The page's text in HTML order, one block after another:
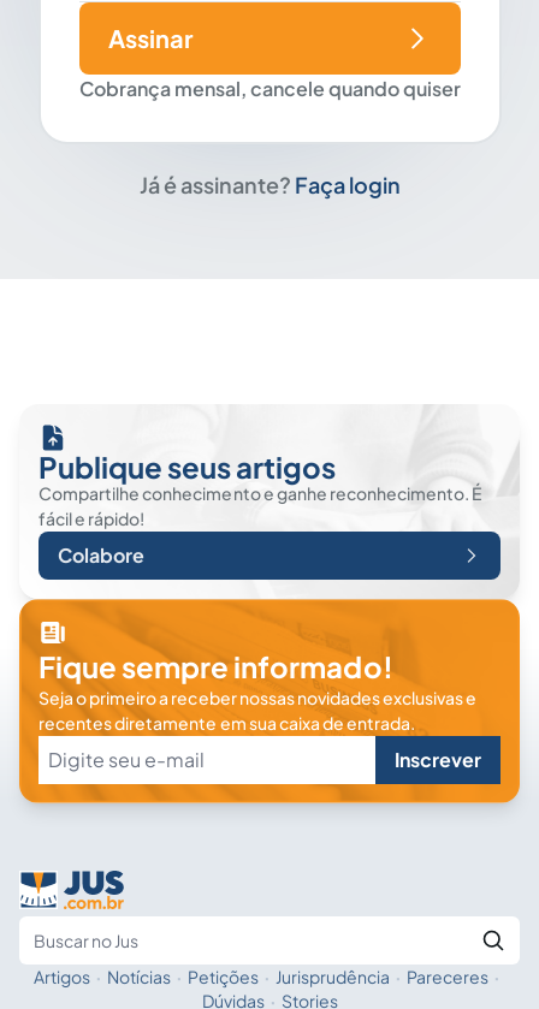
Cobrança mensal, cancele quando quiser
Assinar
Já é assinante? Faça login
Publique seus artigos
Compartilhe conhecimento e ganhe reconhecimento. É
fácil e rápido!
Colabore
Fique sempre informado!
Seja o primeiro a receber nossas novidades exclusivas e
recentes diretamente em sua caixa de entrada.
Inscrever
Fale com a IA
Artigos · Notícias · Petições · Jurisprudência · Pareceres ·
Dúvidas · Stories